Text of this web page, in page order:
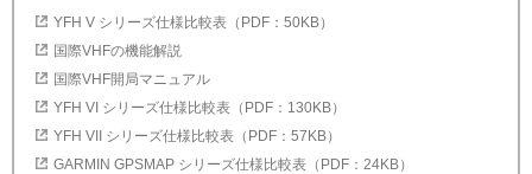
YFH V シリーズ仕様比較表（PDF：50KB）
国際VHFの機能解説
国際VHF開局マニュアル
YFH VI シリーズ仕様比較表（PDF：130KB）
YFH VII シリーズ仕様比較表（PDF：57KB）
GARMIN GPSMAP シリーズ仕様比較表（PDF：24KB）